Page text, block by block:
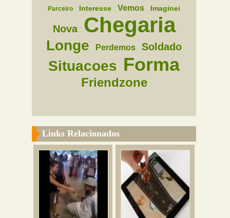
Parceiro Interesse Vemos Imaginei
Nova Chegaria
Longe Perdemos Soldado
Situacoes Forma
Friendzone
Links Relacionados